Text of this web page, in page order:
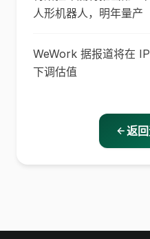
人形机器人，明年量产
WeWork 据报道将在
下调估值
返